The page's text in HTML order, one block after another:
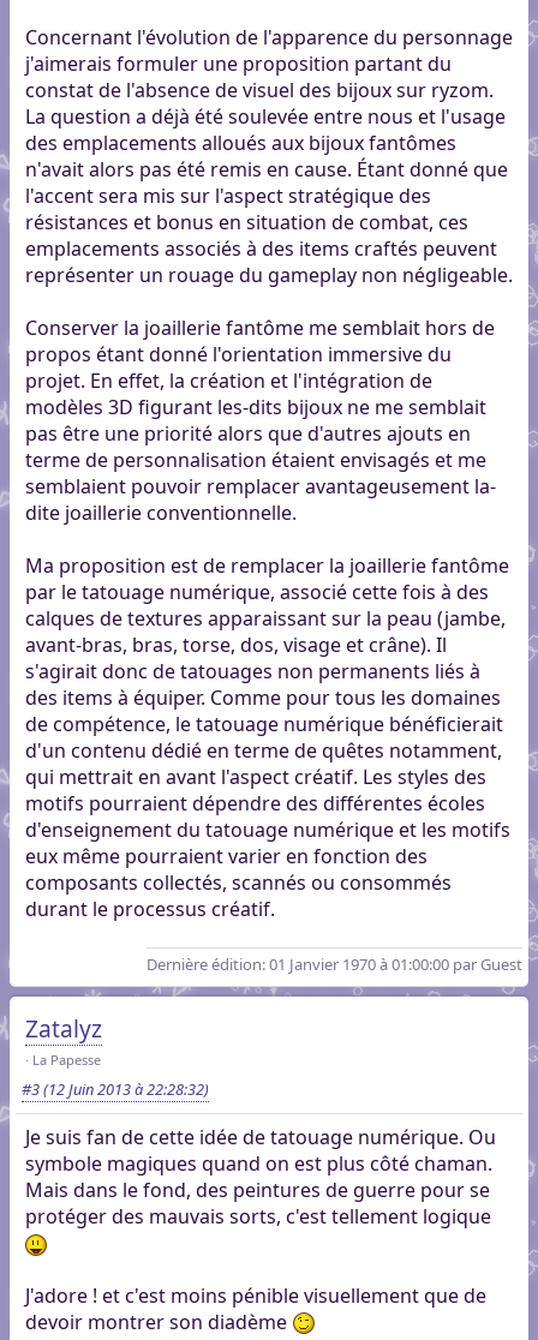
Concernant l'évolution de l'apparence du personnage
j'aimerais formuler une proposition partant du
constat de l'absence de visuel des bijoux sur ryzom.
La question a déjà été soulevée entre nous et l'usage
des emplacements alloués aux bijoux fantômes
n'avait alors pas été remis en cause. Étant donné que
l'accent sera mis sur l'aspect stratégique des
résistances et bonus en situation de combat, ces
emplacements associés à des items craftés peuvent
représenter un rouage du gameplay non négligeable.
Conserver la joaillerie fantôme me semblait hors de
propos étant donné l'orientation immersive du
projet. En effet, la création et l'intégration de
modèles 3D figurant les-dits bijoux ne me semblait
pas être une priorité alors que d'autres ajouts en
terme de personnalisation étaient envisagés et me
semblaient pouvoir remplacer avantageusement la-
dite joaillerie conventionnelle.
Ma proposition est de remplacer la joaillerie fantôme
par le tatouage numérique, associé cette fois à des
calques de textures apparaissant sur la peau (jambe,
avant-bras, bras, torse, dos, visage et crâne). Il
s'agirait donc de tatouages non permanents liés à
des items à équiper. Comme pour tous les domaines
de compétence, le tatouage numérique bénéficierait
d'un contenu dédié en terme de quêtes notamment,
qui mettrait en avant l'aspect créatif. Les styles des
motifs pourraient dépendre des différentes écoles
d'enseignement du tatouage numérique et les motifs
eux même pourraient varier en fonction des
composants collectés, scannés ou consommés
durant le processus créatif.
Dernière édition: 01 Janvier 1970 à 01:00:00 par Guest
Zatalyz
La Papesse
#3(12 Juin 2013 à 22:28:32)
Je suis fan de cette idée de tatouage numérique. Ou
symbole magiques quand on est plus côté chaman.
Mais dans le fond, des peintures de guerre pour se
protéger des mauvais sorts, c'est tellement logique
J'adore ! et c'est moins pénible visuellement que de
devoir montrer son diadème